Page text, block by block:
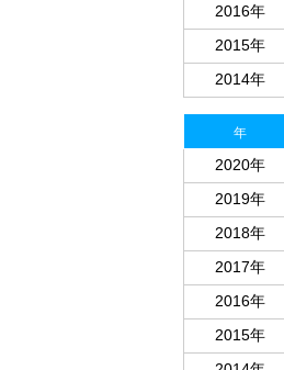
2016年
2015年
2014年
年
2020年
2019年
2018年
2017年
2016年
2015年